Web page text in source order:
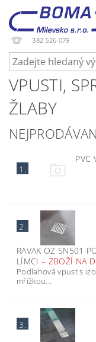
382 526 079
VPUSTI,
ŽLABY
1.
PVC
2.
RAVAK OZ SN501
LÍMCI– ZBOŽÍ NA
Podlahová vpust s
mřížkou...
3.